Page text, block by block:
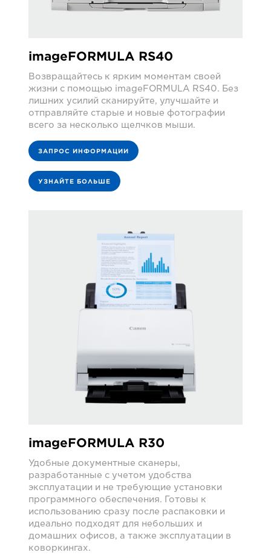
imageFORMULA RS40
Возвращайтесь к ярким моментам своей
жизни с помощью imageFORMULA RS40. Без
лишних усилий сканируйте, улучшайте и
отправляйте старые и новые фотографии
всего за несколько щелчков мыши.
ЗАПРОС ИНФОРМАЦИИ
УЗНАЙТЕ БОЛЬШЕ
imageFORMULA R30
Удобные документные сканеры,
разработанные с учетом удобства
эксплуатации и не требующие установки
программного обеспечения. Готовы к
использованию сразу после распаковки и
идеально подходят для небольших и
домашних офисов, а также эксплуатации в
коворкингах.